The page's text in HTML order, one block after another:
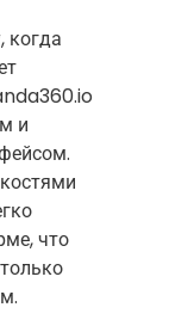
когда
и
что